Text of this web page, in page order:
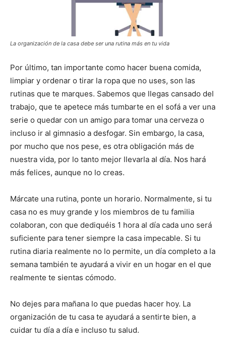
La organización de la casa debe ser una rutina más en tu vida
Por último, tan importante como hacer buena comida,
limpiar y ordenar o tirar la ropa que no uses, son las
rutinas que te marques. Sabemos que llegas cansado del
trabajo, que te apetece más tumbarte en el sofá a ver una
serie o quedar con un amigo para tomar una cerveza o
incluso ir al gimnasio a desfogar. Sin embargo, la casa,
por mucho que nos pese, es otra obligación más de
nuestra vida, por lo tanto mejor llevarla al día. Nos hará
más felices, aunque no lo creas.
Márcate una rutina, ponte un horario. Normalmente, si tu
casa no es muy grande y los miembros de tu familia
colaboran, con que dediquéis 1 hora al día cada uno será
suficiente para tener siempre la casa impecable. Si tu
rutina diaria realmente no lo permite, un día completo a la
semana también te ayudará a vivir en un hogar en el que
realmente te sientas cómodo.
No dejes para mañana lo que puedas hacer hoy. La
organización de tu casa te ayudará a sentirte bien, a
cuidar tu día a día e incluso tu salud.